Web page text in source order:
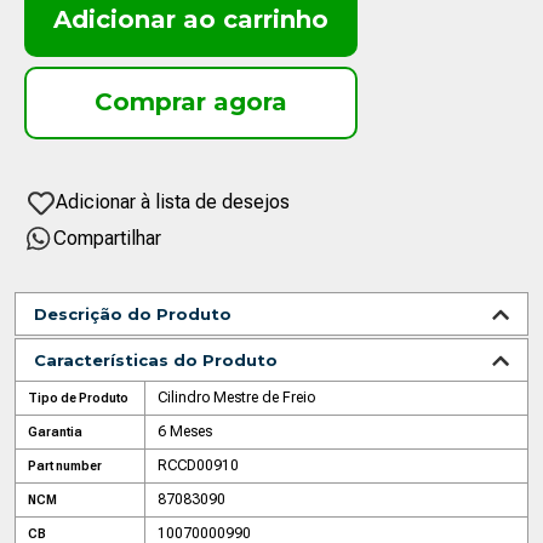
Adicionar ao carrinho
Compartilhar
Descrição do Produto
Características do Produto
Tipo de Produto Cilindro Mestre de Freio
Garantia 6 Meses
Part number RCCD00910
NCM 87083090
CB 10070000990